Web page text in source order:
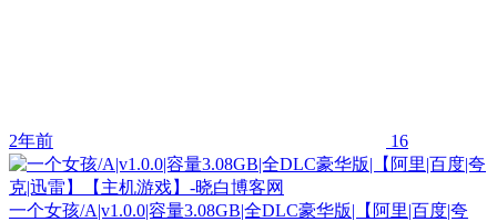
2年前 16
一个女孩/A|v1.0.0|容量3.08GB|全DLC豪华版|【阿里|百度|夸